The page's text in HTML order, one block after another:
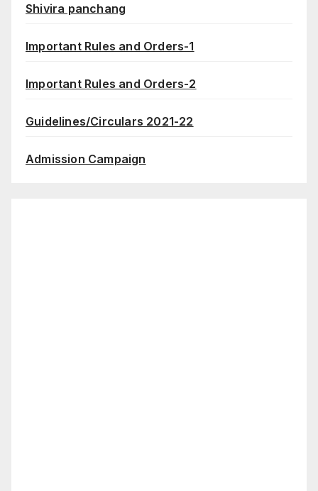
Shivira panchang
Important Rules and Orders-1
Important Rules and Orders-2
Guidelines/Circulars 2021-22
Admission Campaign